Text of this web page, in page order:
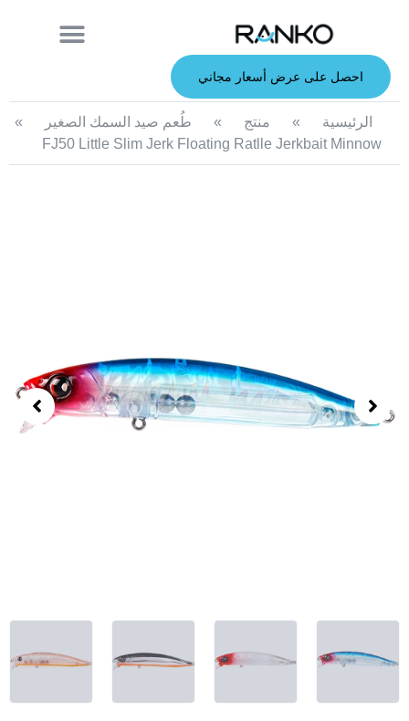
احصل على عرض أسعار مجاني
الرئيسية » منتج » طُعم صيد السمك الصغير
»
FJ50 Little Slim Jerk Floating Ratlle Jerkbait Minnow